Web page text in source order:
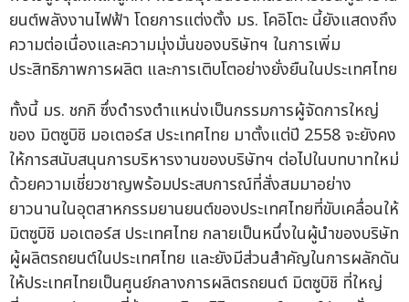
ยนต์พลังงานไฟฟ้า โดยการแต่งตั้ง มร. โคอิโตะ นี้ยังแสดงถึง
ความต่อเนื่องและความมุ่งมั่นของบริษัทฯ ในการเพิ่ม
ประสิทธิภาพการผลิต และการเติบโตอย่างยั่งยืนในประเทศไทย
ทั้งนี้ มร. ชกกิ ซึ่งดำรงตำแหน่งเป็นกรรมการผู้จัดการใหญ่
ของ มิตซูบิชิ มอเตอร์ส ประเทศไทย มาตั้งแต่ปี 2558 จะยังคง
ให้การสนับสนุนการบริหารงานของบริษัทฯ ต่อไปในบทบาทใหม่
ด้วยความเชี่ยวชาญพร้อมประสบการณ์ที่สั่งสมมาอย่าง
ยาวนานในอุตสาหกรรมยานยนต์ของประเทศไทยที่ขับเคลื่อนให้
มิตซูบิชิ มอเตอร์ส ประเทศไทย กลายเป็นหนึ่งในผู้นำของบริษัท
ผู้ผลิตรถยนต์ในประเทศไทย และยังมีส่วนสำคัญในการผลักดัน
ให้ประเทศไทยเป็นศูนย์กลางการผลิตรถยนต์ มิตซูบิชิ ที่ใหญ่